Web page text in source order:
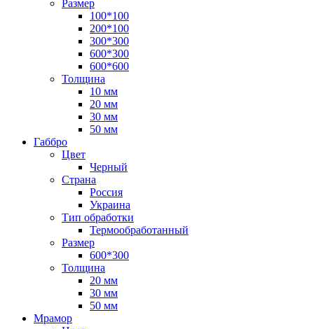
Размер
100*100
200*100
300*300
600*300
600*600
Толщина
10 мм
20 мм
30 мм
50 мм
Габбро
Цвет
Черный
Страна
Россия
Украина
Тип обработки
Термообработанный
Размер
600*300
Толщина
20 мм
30 мм
50 мм
Мрамор